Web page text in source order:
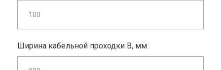
Ширина кабельной проходки B, мм